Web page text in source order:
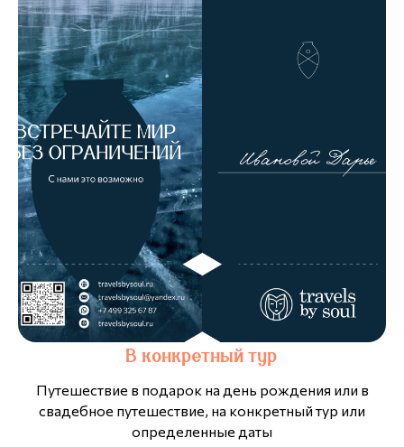
В конкретный тур
Путешествие в подарок на день рождения или в
свадебное путешествие, на конкретный тур или
определенные даты